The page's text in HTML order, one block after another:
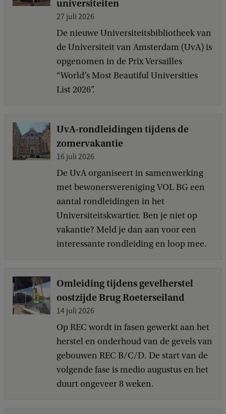
universiteiten
27 juli 2026
De nieuwe Universiteitsbibliotheek van
de Universiteit van Amsterdam (UvA) is
opgenomen in de Prix Versailles
“World’s Most Beautiful Universities
List 2026”.
UvA-rondleidingen tijdens de
zomervakantie
16 juli 2026
De UvA organiseert in samenwerking
met bewonersvereniging VOL BG een
aantal rondleidingen in het
Universiteitskwartier. Ben je niet op
vakantie? Meld je dan aan voor een
interessante rondleiding en loop mee.
Omleiding tijdens gevelherstel
oostzijde Brug Roeterseiland
14 juli 2026
Op REC wordt in fasen gewerkt aan het
herstel en onderhoud van de gevels van
gebouwen REC B/C/D. De start van de
volgende fase is medio augustus en het
duurt ongeveer 8 weken.